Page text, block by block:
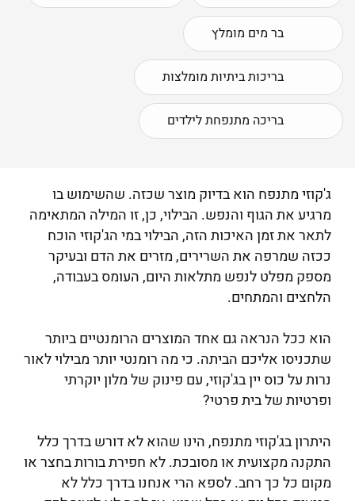
בר מים מומלץ
בריכות ביתיות מומלצות
בריכה מתנפחת לילדים
ג'קוזי מתנפח הוא בדיוק מוצר שכזה. שהשימוש בו
מרגיע את הגוף והנפש. הבילוי, כן, זו המילה המתאימה
לתאר את זמן האיכות הזה, הבילוי במי הג'קוזי הוכח
ככזה שמרפה את השרירים, מזרים את הדם ובעיקר
מספק מפלט לנפש מתלאות היום, העומס בעבודה,
הלחצים והמתחים.
הוא ככל הנראה גם אחד המוצרים הרומנטיים ביותר
שתכניסו אליכם הביתה. כי מה רומנטי יותר מבילוי לאור
נרות על כוס יין בג'קוזי, עם פינוק של מלון יוקרתי
ופרטיות של בית פרטי?
היתרון בג'קוזי מתנפח, הינו שהוא לא דורש בדרך כלל
התקנה מקצועית או מסובכת. לא חפירת בורות בחצר או
מקום כל כך רחב. לספא הרי אנחנו בדרך כלל לא